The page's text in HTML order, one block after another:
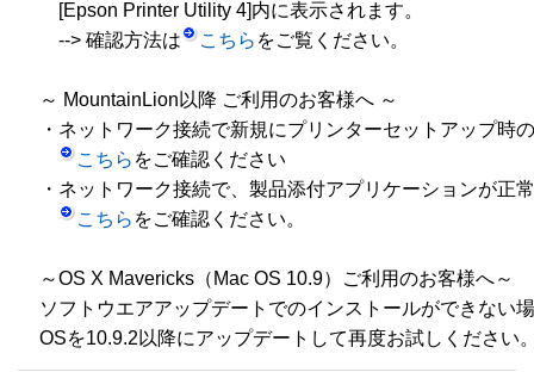
[Epson Printer Utility 4]内に表示されます。
--> 確認方法は
こちら をご覧ください。
～ MountainLion以降 ご利用のお客様へ ～
・ネットワーク接続で新規にプリンターセットアップ時
こちら をご確認ください
・ネットワーク接続で、製品添付アプリケーションが正
こちら をご確認ください。
～OS X Mavericks（Mac OS 10.9）ご利用のお客様へ～
ソフトウエアアップデートでのインストールができない
OSを10.9.2以降にアップデートして再度お試しください